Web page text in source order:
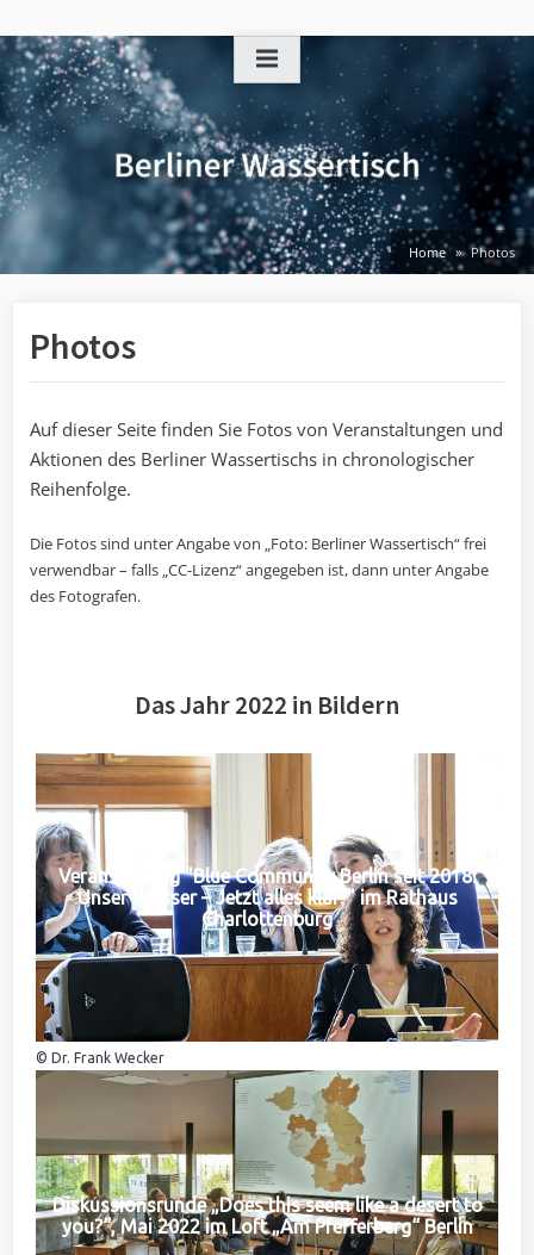
to
content
Home Photos
Photos
Auf dieser Seite finden Sie Fotos von Veranstaltungen und
Aktionen des Berliner Wassertischs in chronologischer
Reihenfolge.
Die Fotos sind unter Angabe von „Foto: Berliner Wassertisch“ frei
verwendbar – falls „CC-Lizenz“ angegeben ist, dann unter Angabe
des Fotografen.
Das Jahr 2022 in Bildern
Veranstaltung "Blue Community Berlin seit 2018:
Unser Wasser – Jetzt alles klar?" im Rathaus
Charlottenburg
© Dr. Frank Wecker
Diskussionsrunde „Does this seem like a desert to
you?“, Mai 2022 im Loft „Am Pfefferberg“ Berlin